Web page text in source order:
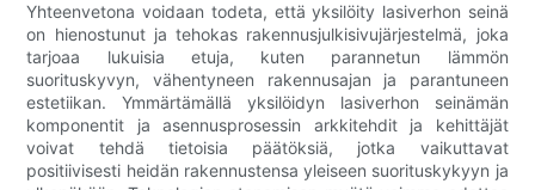
Yhteenvetona voidaan todeta, että yksilöity lasiverhon seinä
on hienostunut ja tehokas rakennusjulkisivujärjestelmä, joka
tarjoaa lukuisia etuja, kuten parannetun lämmön
suorituskyvyn, vähentyneen rakennusajan ja parantuneen
estetiikan. Ymmärtämällä yksilöidyn lasiverhon seinämän
komponentit ja asennusprosessin arkkitehdit ja kehittäjät
voivat tehdä tietoisia päätöksiä, jotka vaikuttavat
positiivisesti heidän rakennustensa yleiseen suorituskykyyn ja